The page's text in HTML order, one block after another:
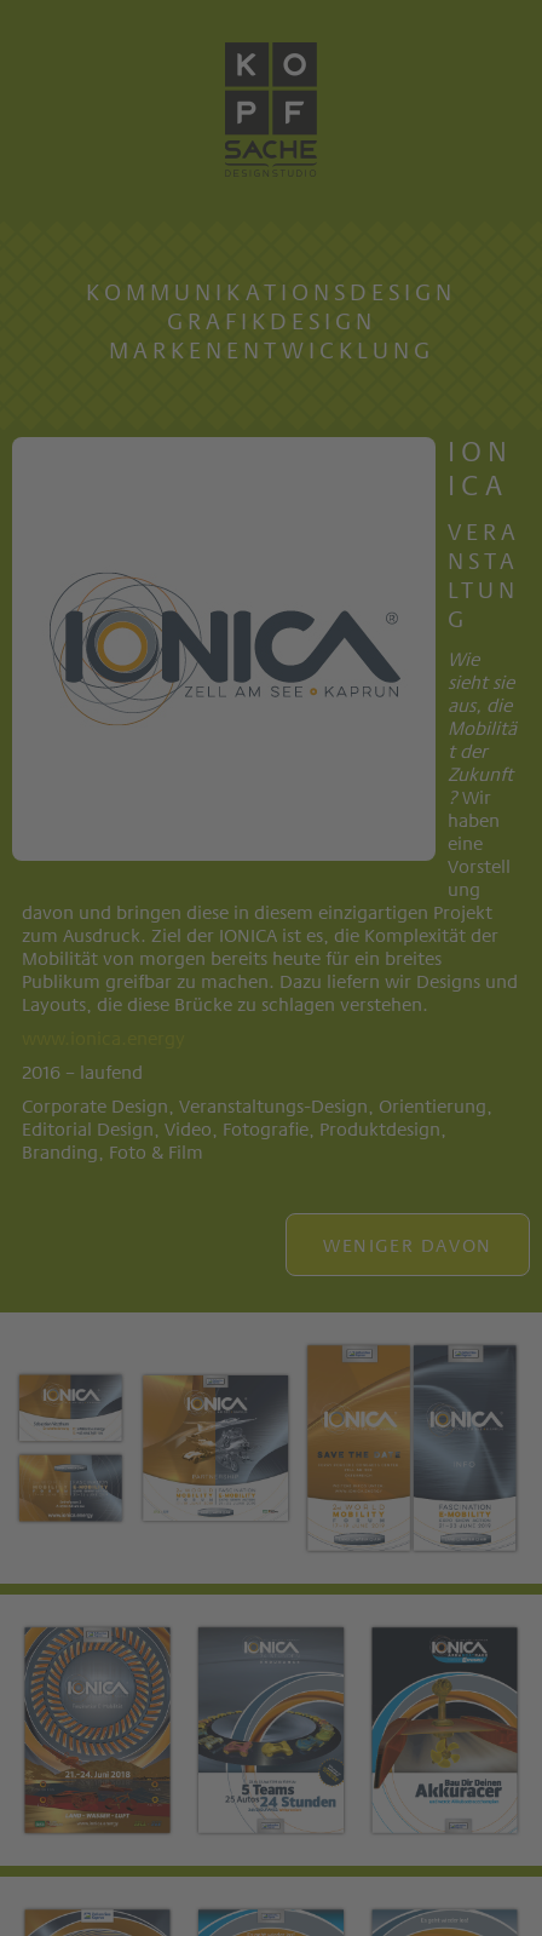
KOMMUNIKATIONSDESIGN
GRAFIKDESIGN
MARKENENTWICKLUNG
ION
ICA
VERA
NSTA
LTUN
G
Wie
sieht sie
aus, die
Mobilitä
t der
Zukunft
?Wir
haben
eine
Vorstell
ung
davon und bringen diese in diesem einzigartigen Projekt
zum Ausdruck. Ziel der IONICA ist es, die Komplexität der
Mobilität von morgen bereits heute für ein breites
Publikum greifbar zu machen. Dazu liefern wir Designs und
Layouts, die diese Brücke zu schlagen verstehen.
2016 – laufend
Corporate Design, Veranstaltungs-Design, Orientierung,
Editorial Design, Video, Fotografie, Produktdesign,
Branding, Foto & Film
WENIGER DAVON